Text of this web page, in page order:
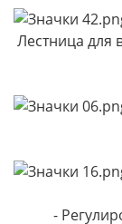
Лестница для
-